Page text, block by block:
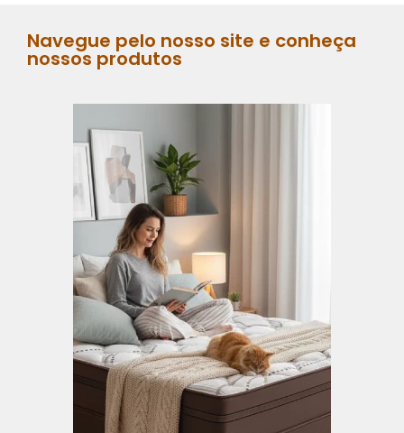
Navegue pelo nosso site e conheça
nossos produtos